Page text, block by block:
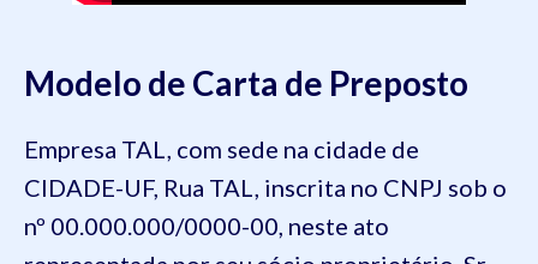
Modelo de Carta de Preposto
Empresa TAL, com sede na cidade de
CIDADE-UF, Rua TAL, inscrita no CNPJ sob o
nº 00.000.000/0000-00, neste ato